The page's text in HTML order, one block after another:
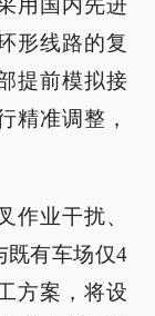
用国内先进
形线路的复
提前模拟接
精准调整，
作业干扰、
既有车场仅4
方案，将设